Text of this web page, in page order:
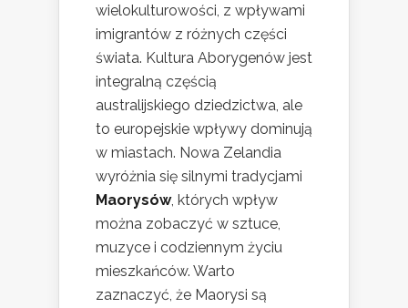
wielokulturowości, z wpływami
imigrantów z różnych części
świata. Kultura Aborygenów jest
integralną częścią
australijskiego dziedzictwa, ale
to europejskie wpływy dominują
w miastach. Nowa Zelandia
wyróżnia się silnymi tradycjami
Maorysów, których wpływ
można zobaczyć w sztuce,
muzyce i codziennym życiu
mieszkańców. Warto
zaznaczyć, że Maorysi są